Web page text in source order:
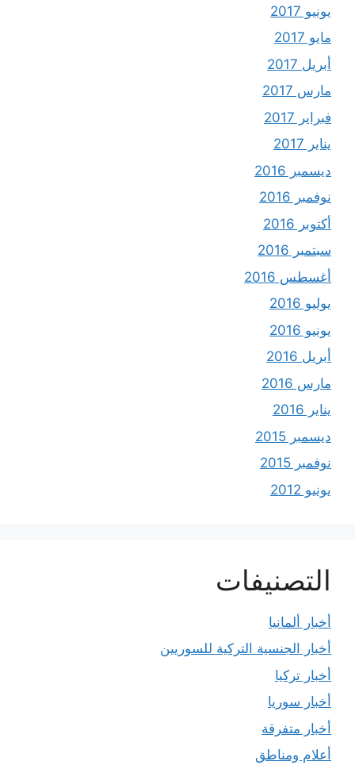
يونيو 2017
مايو 2017
أبريل 2017
مارس 2017
فبراير 2017
يناير 2017
ديسمبر 2016
نوفمبر 2016
أكتوبر 2016
سبتمبر 2016
أغسطس 2016
يوليو 2016
يونيو 2016
أبريل 2016
مارس 2016
يناير 2016
ديسمبر 2015
نوفمبر 2015
يونيو 2012
التصنيفات
أخبار ألمانيا
أخبار الجنسية التركية للسوريين
أخبار تركيا
أخبار سوريا
أخبار متفرقة
أعلام ومناطق